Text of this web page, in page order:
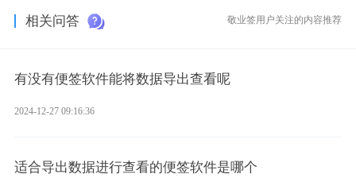
相关问答 敬业签用户关注的内容推荐
有没有便签软件能将数据导出查看呢
2024-12-27 09:16:36
适合导出数据进行查看的便签软件是哪个